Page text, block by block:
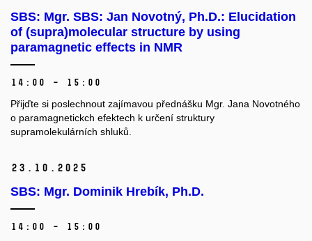
SBS: Mgr. SBS: Jan Novotný, Ph.D.: Elucidation
of (supra)molecular structure by using
paramagnetic effects in NMR
14:00 – 15:00
Přijďte si poslechnout zajímavou přednášku Mgr. Jana Novotného
o paramagnetickch efektech k určení struktury
supramolekulárních shluků.
23. 10. 2025
SBS: Mgr. Dominik Hrebík, Ph.D.
14:00 – 15:00